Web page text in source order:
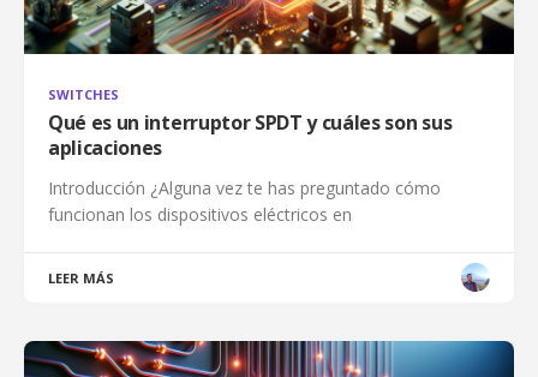
SWITCHES
Qué es un interruptor SPDT y cuáles son sus
aplicaciones
Introducción ¿Alguna vez te has preguntado cómo
funcionan los dispositivos eléctricos en
LEER MÁS